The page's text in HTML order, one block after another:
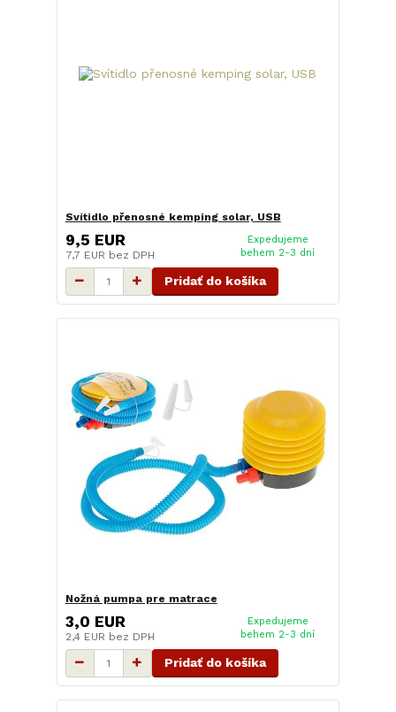
Svítidlo přenosné kemping solar, USB
9,5 EUR
7,7 EUR bez DPH
Expedujeme
behem 2-3 dní
Pridať do košíka
Nožná pumpa pre matrace
3,0 EUR
2,4 EUR bez DPH
Expedujeme
behem 2-3 dní
Pridať do košíka